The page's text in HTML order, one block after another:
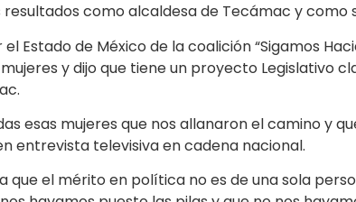
como alcaldesa de Tecámac y como
Estado de México de la coalición “Sigamos
y dijo que tiene un proyecto Legislativo
esas mujeres que nos allanaron el camino y
entrevista televisiva en cadena nacional.
que el mérito en política no es de una sola